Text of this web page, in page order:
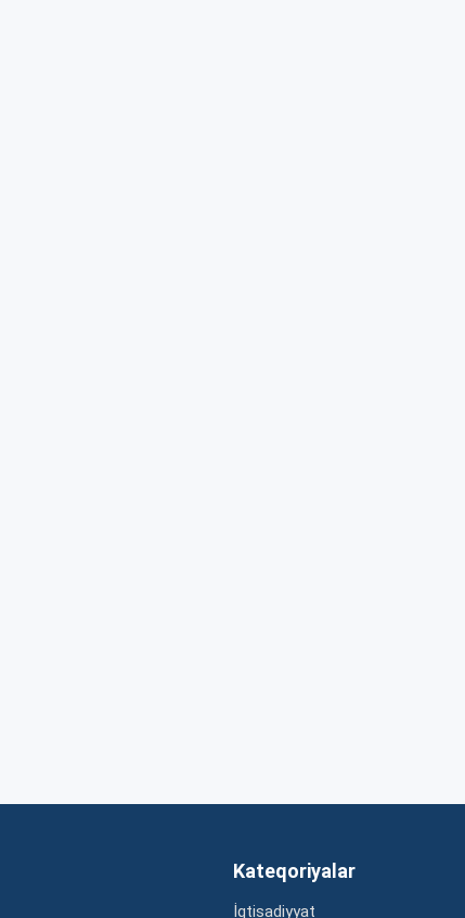
Kateqoriyalar
İqtisadiyyat